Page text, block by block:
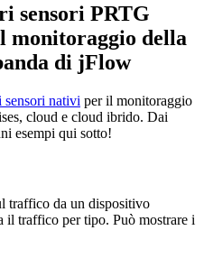
sensori PRTG
della
di jFlow
sensori nativi per il monitoraggio
cloud e cloud ibrido. Dai
esempi qui sotto!
traffico da un dispositivo
traffico per tipo. Può mostrare i